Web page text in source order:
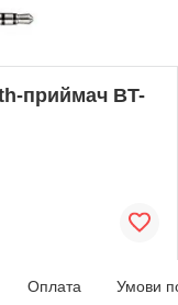
приймач BT-
Оплата Умови